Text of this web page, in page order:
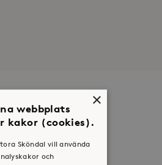
×
webbplats
kakor (cookies).
Sköndal vill använda
och